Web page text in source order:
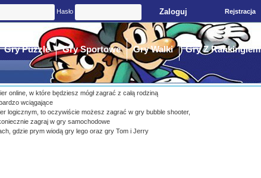
Hasło Rejstracja
Gry Puzzle Gry Sportowe Gry Walki Gry Z Rankingiem
online, w które będziesz mógł zagrać z całą rodziną
wciągające
logicznym, to oczywiście możesz zagrać w gry bubble shooter,
zagraj w gry samochodowe
gdzie prym wiodą gry lego oraz gry Tom i Jerry